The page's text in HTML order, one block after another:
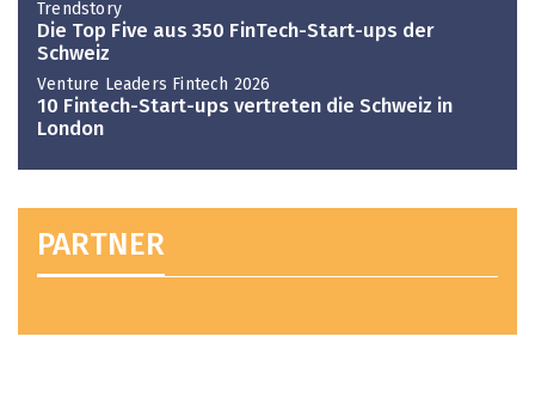
Trendstory
Die Top Five aus 350 FinTech-Start-ups der
Schweiz
Venture Leaders Fintech 2026
10 Fintech-Start-ups vertreten die Schweiz in
London
PARTNER